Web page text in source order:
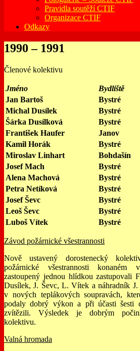
Pravidla soutěží CTIF
Organizace CTIF
Odkazy
1990 – 1991
Členové kolektivu
Jméno Bydliště
Jan Bartoš
Bystré
Michal Dusílek
Bystré
Šárka Dusílková
Bystré
František Haufer
Janov
Kamil Horák
Bystré
Miroslav Linhart
Bohdašín
Josef Mach
Bystré
Alena Machová
Bystré
Petra Netíková
Bystré
Josef Ševc
Bystré
Leoš Ševc
Bystré
Luboš Vítek
Bystré
Závod požárnické všestrannosti
Nově ustavený dorostenecký
požárnické všestrannosti konaném
zastoupený jednou hlídkou zastupovali
Dusílek, J. Ševc, L. Vítek a náhradník
v nových teplákových soupravách,
podaly dobrý výkon a při účasti šesti
zvítězili. Výsledek je dobrým
kolektivu.
Valná hromada